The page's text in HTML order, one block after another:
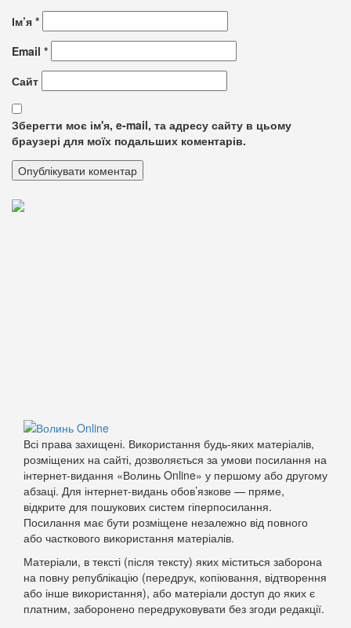
Ім’я *
Email *
Сайт
Зберегти моє ім'я, e-mail, та адресу сайту в цьому
браузері для моїх подальших коментарів.
Всі права захищені. Використання будь-яких матеріалів,
розміщених на сайті, дозволяється за умови посилання на
інтернет-видання «Волинь Online» у першому або другому
абзаці. Для інтернет-видань обов’язкове — пряме,
відкрите для пошукових систем гіперпосилання.
Посилання має бути розміщене незалежно від повного
або часткового використання матеріалів.
Матеріали, в тексті (після тексту) яких міститься заборона
на повну републікацію (передрук, копіювання, відтворення
або інше використання), або матеріали доступ до яких є
платним, заборонено передруковувати без згоди редакції.